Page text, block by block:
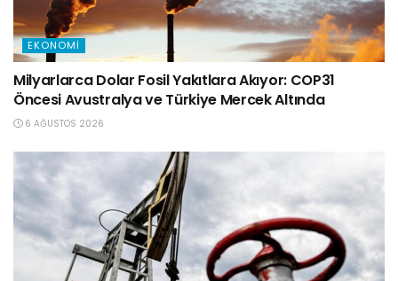
EKONOMI
Milyarlarca Dolar Fosil Yakıtlara Akıyor: COP31
Öncesi Avustralya ve Türkiye Mercek Altında
6 AĞUSTOS 2026